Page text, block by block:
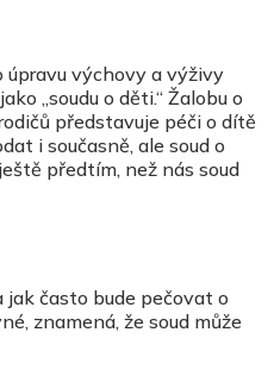
úpravu výchovy a výživy
„soudu o děti.“ Žalobu o
představuje péči o dítě
i současně, ale soud o
předtím, než nás soud
jak často bude pečovat o
znamená, že soud může